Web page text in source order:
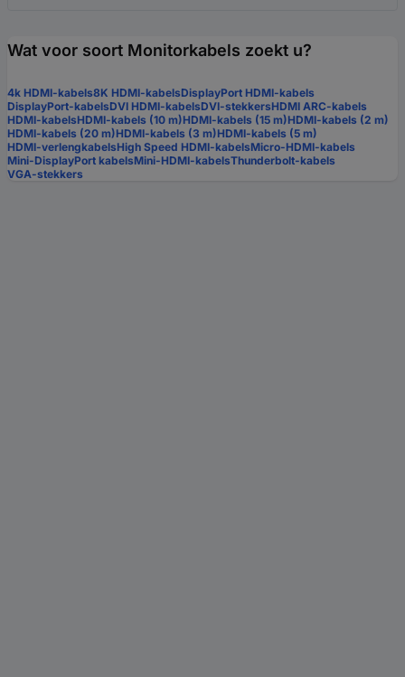
Wat voor soort Monitorkabels zoekt u?
4k HDMI-kabels8K HDMI-kabelsDisplayPort HDMI-kabels
DisplayPort-kabelsDVI HDMI-kabelsDVI-stekkersHDMI ARC-kabels
HDMI-kabelsHDMI-kabels (10 m)HDMI-kabels (15 m)HDMI-kabels (2 m)
HDMI-kabels (20 m)HDMI-kabels (3 m)HDMI-kabels (5 m)
HDMI-verlengkabelsHigh Speed HDMI-kabelsMicro-HDMI-kabels
Mini-DisplayPort kabelsMini-HDMI-kabelsThunderbolt-kabels
VGA-stekkers